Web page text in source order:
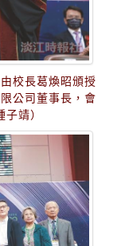
校長葛煥昭頒授
公司董事長，會
靖）